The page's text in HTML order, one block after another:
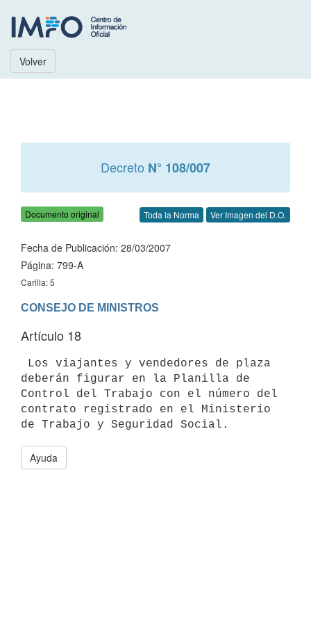
Volver
Decreto N° 108/007
Documento original Toda la Norma Ver Imagen del D.O.
Fecha de Publicación: 28/03/2007
Página: 799-A
Carilla: 5
Artículo 18
deberán figurar en la Planilla de
Control del Trabajo con el número del
contrato registrado en el Ministerio
Ayuda